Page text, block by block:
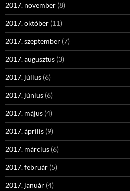
2017. november (8)
2017. október (11)
2017. szeptember (7)
2017. augusztus (3)
2017. július (6)
2017. június (6)
2017. május (4)
2017. április (9)
2017. március (6)
2017. február (5)
2017. január (4)